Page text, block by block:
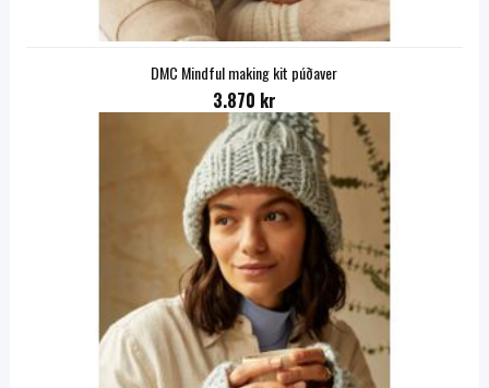
DMC Mindful making kit púðaver
3.870 kr